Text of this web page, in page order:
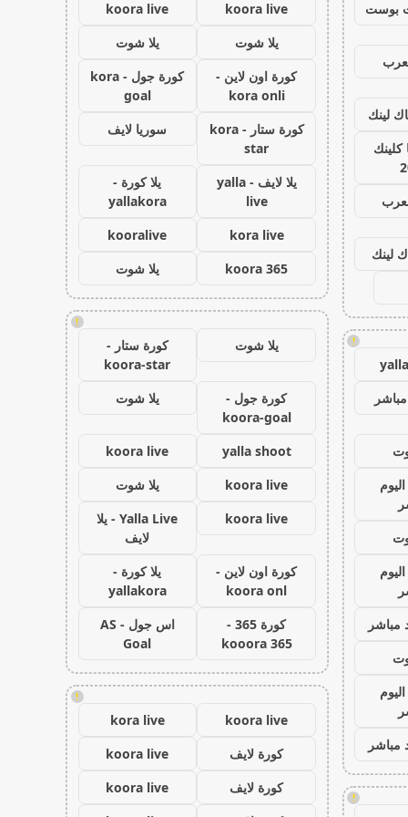
بوست
لينك
لينك
!
مباشر
مباشر
!
koora live
koora live
يلا شوت
يلا شوت
كورة اون لاين -
kora onli
كورة جول - kora
goal
كورة ستار - kora
star
سوريا لايف
يلا لايف - yalla
live
يلا كورة -
yallakora
kora live
kooralive
koora 365
يلا شوت
!
يلا شوت
كورة ستار -
koora-star
كورة جول -
koora-goal
يلا شوت
yalla shoot
koora live
koora live
يلا شوت
koora live
Yalla Live - يلا
لايف
كورة اون لاين -
koora onl
يلا كورة -
yallakora
كورة 365 -
kooora 365
اس جول - AS
Goal
!
koora live
kora live
كورة لايف
koora live
كورة لايف
koora live